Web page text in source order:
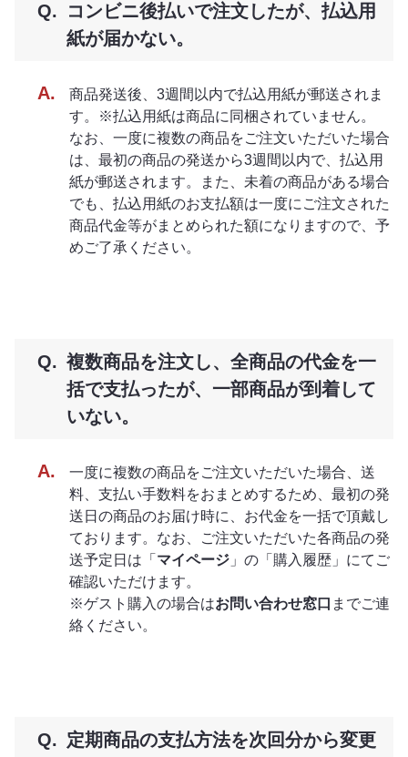
コンビニ後払いで注文したが、払込用
紙が届かない。
商品発送後、3週間以内で払込用紙が郵送されま
す。※払込用紙は商品に同梱されていません。
なお、一度に複数の商品をご注文いただいた場合
は、最初の商品の発送から3週間以内で、払込用
紙が郵送されます。また、未着の商品がある場合
でも、払込用紙のお支払額は一度にご注文された
商品代金等がまとめられた額になりますので、予
めご了承ください。
複数商品を注文し、全商品の代金を一
括で支払ったが、一部商品が到着して
いない。
一度に複数の商品をご注文いただいた場合、送
料、支払い手数料をおまとめするため、最初の発
送日の商品のお届け時に、お代金を一括で頂戴し
ております。なお、ご注文いただいた各商品の発
送予定日は「 マイページ 」の「購入履歴」にてご
確認いただけます。
※ゲスト購入の場合はお問い合わせ窓口 までご連
絡ください。
定期商品の支払方法を次回分から変更